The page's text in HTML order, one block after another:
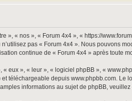
», « nos », « Forum 4x4 », « https://
pas « Forum 4x4 ». Nous pouvons
continue de « Forum 4x4 » après toute
eux », « leur », « logiciel phpBB », «
et téléchargeable depuis www.phpbb.com. Le
informations au sujet de phpBB, veuillez